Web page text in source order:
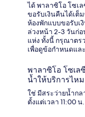
ได้ พาลาซิโอ โซเ
ขอรับเงินคืนได้เต็
ห้องพักแบบขอรับเ
ล่วงหน้า 2-3 วันก่
แห่ง ทั้งนี้ กรุณาตร
เพื่อดูข้อกำหนดแล
พาลาซิโอ โซเล
น้ำให้บริการไหม
ใช่ มีสระว่ายน้ำกล
ตั้งแต่เวลา 11:00 น